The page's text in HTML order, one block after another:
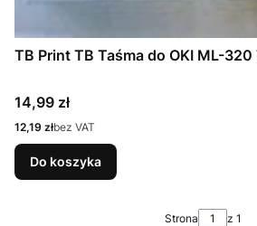
TB Print TB Taśma do OKI ML-
Cena
14,99 zł
Cena
12,19 złbez VAT
Do koszyka
Strona z 1